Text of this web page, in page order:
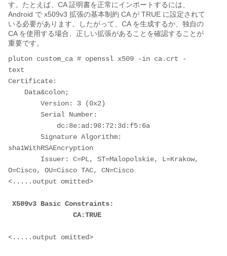
す。たとえば、CA 証明書を正常にインポートするには、
Android で x509v3 拡張の基本制約 CA が TRUE に設定されて
いる必要があります。したがって、CA を生成するか、独自の
CA を使用する場合、正しい拡張があることを確認することが
重要です。
pluton custom_ca # openssl x509 -in ca.crt -
text
Certificate:
Data&colon;
Version: 3 (0x2)
Serial Number:
dc:8e:ad:98:72:3d:f5:6a
Signature Algorithm:
sha1WithRSAEncryption
Issuer: C=PL, ST=Malopolskie, L=Krakow,
O=Cisco, OU=Cisco TAC, CN=Cisco
<.....output omitted>
X509v3 Basic Constraints:
CA:TRUE
<.....output omitted>